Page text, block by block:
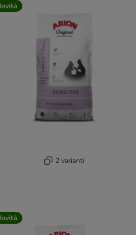
2 varianti